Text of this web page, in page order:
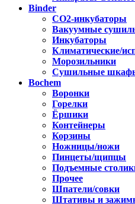
Binder
CO2-инкубаторы
Вакуумные
Инкубаторы
Климатические/
Морозильники
Сушильные
Bochem
Воронки
Горелки
Ёршики
Контейнеры
Корзины
Ножницы/ножи
Пинцеты/щипцы
Подъемные
Прочее
Шпатели/совки
Штативы и